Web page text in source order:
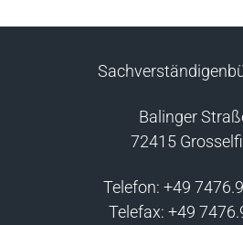
Balinger
72415
Telefon: +49
Telefax: +49